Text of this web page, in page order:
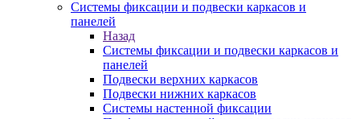
Системы фиксации и подвески каркасов и
панелей
Назад
Системы фиксации и подвески каркасов и
панелей
Подвески верхних каркасов
Подвески нижних каркасов
Системы настенной фиксации